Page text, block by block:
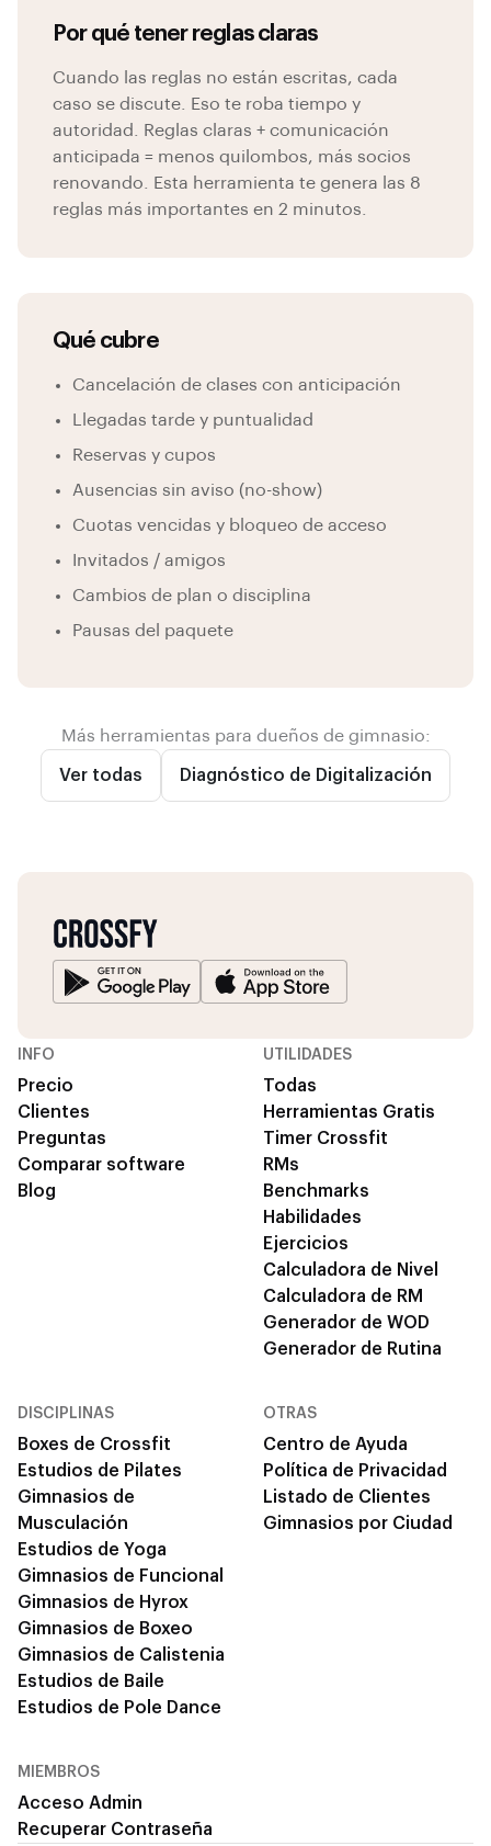
Por qué tener reglas claras
Cuando las reglas no están escritas, cada
caso se discute. Eso te roba tiempo y
autoridad. Reglas claras + comunicación
anticipada = menos quilombos, más socios
renovando. Esta herramienta te genera las 8
reglas más importantes en 2 minutos.
Qué cubre
Cancelación de clases con anticipación
Llegadas tarde y puntualidad
Reservas y cupos
Ausencias sin aviso (no-show)
Cuotas vencidas y bloqueo de acceso
Invitados / amigos
Cambios de plan o disciplina
Pausas del paquete
Más herramientas para dueños de gimnasio:
Ver todas Diagnóstico de Digitalización
INFO
Precio
Clientes
Preguntas
Comparar software
Blog
UTILIDADES
Todas
Herramientas Gratis
Timer Crossfit
RMs
Benchmarks
Habilidades
Ejercicios
Calculadora de Nivel
Calculadora de RM
Generador de WOD
Generador de Rutina
DISCIPLINAS
Boxes de Crossfit
Estudios de Pilates
Gimnasios de
Musculación
Estudios de Yoga
Gimnasios de Funcional
Gimnasios de Hyrox
Gimnasios de Boxeo
Gimnasios de Calistenia
Estudios de Baile
Estudios de Pole Dance
OTRAS
Centro de Ayuda
Política de Privacidad
Listado de Clientes
Gimnasios por Ciudad
MIEMBROS
Acceso Admin
Recuperar Contraseña